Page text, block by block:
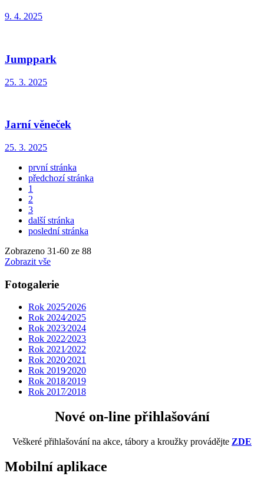
9. 4. 2025
Jumppark
25. 3. 2025
Jarní věneček
25. 3. 2025
první stránka
předchozí stránka
1
2
3
další stránka
poslední stránka
Zobrazeno 31-60 ze 88
Zobrazit vše
Fotogalerie
Rok 2025⁄2026
Rok 2024⁄2025
Rok 2023⁄2024
Rok 2022⁄2023
Rok 2021⁄2022
Rok 2020⁄2021
Rok 2019⁄2020
Rok 2018⁄2019
Rok 2017⁄2018
Nové on-line přihlašování
Veškeré přihlašování na akce, tábory a kroužky provádějte ZDE
Mobilní aplikace